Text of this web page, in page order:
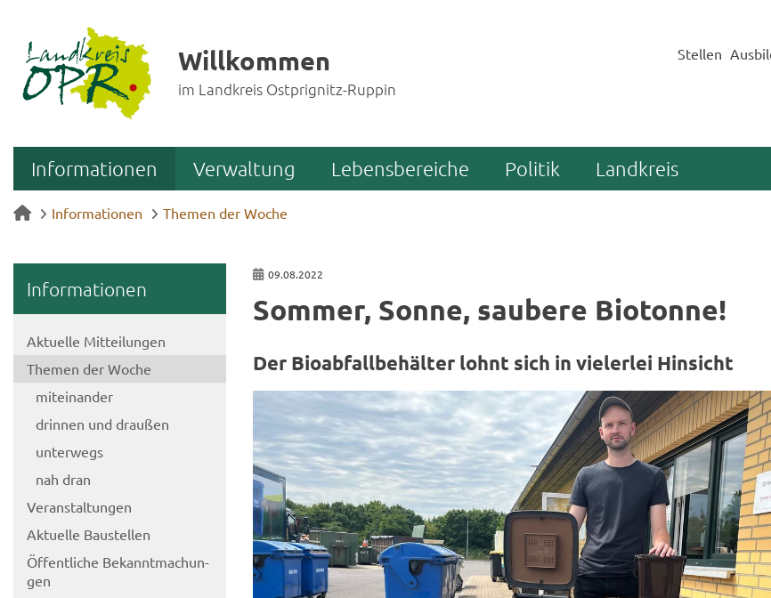
Willkommen
im Landkreis Ostprignitz-Ruppin
Stellen
Informationen Verwaltung Lebensbereiche Politik Landkreis
Informationen Themen der Woche
In­for­ma­tio­nen
Ak­tu­el­le Mit­tei­lun­gen
The­men der Woche
mit­ein­an­der
drin­nen und drau­ßen
un­ter­wegs
nah dran
Ver­an­stal­tun­gen
Ak­tu­el­le Bau­stel­len
Öf­fent­li­che Be­kannt­ma­chun­
gen
09.08.2022
Som­mer, Sonne, sau­be­re Bio­ton­ne!
Der Bio­ab­fall­be­häl­ter lohnt sich in vie­ler­lei Hin­sicht